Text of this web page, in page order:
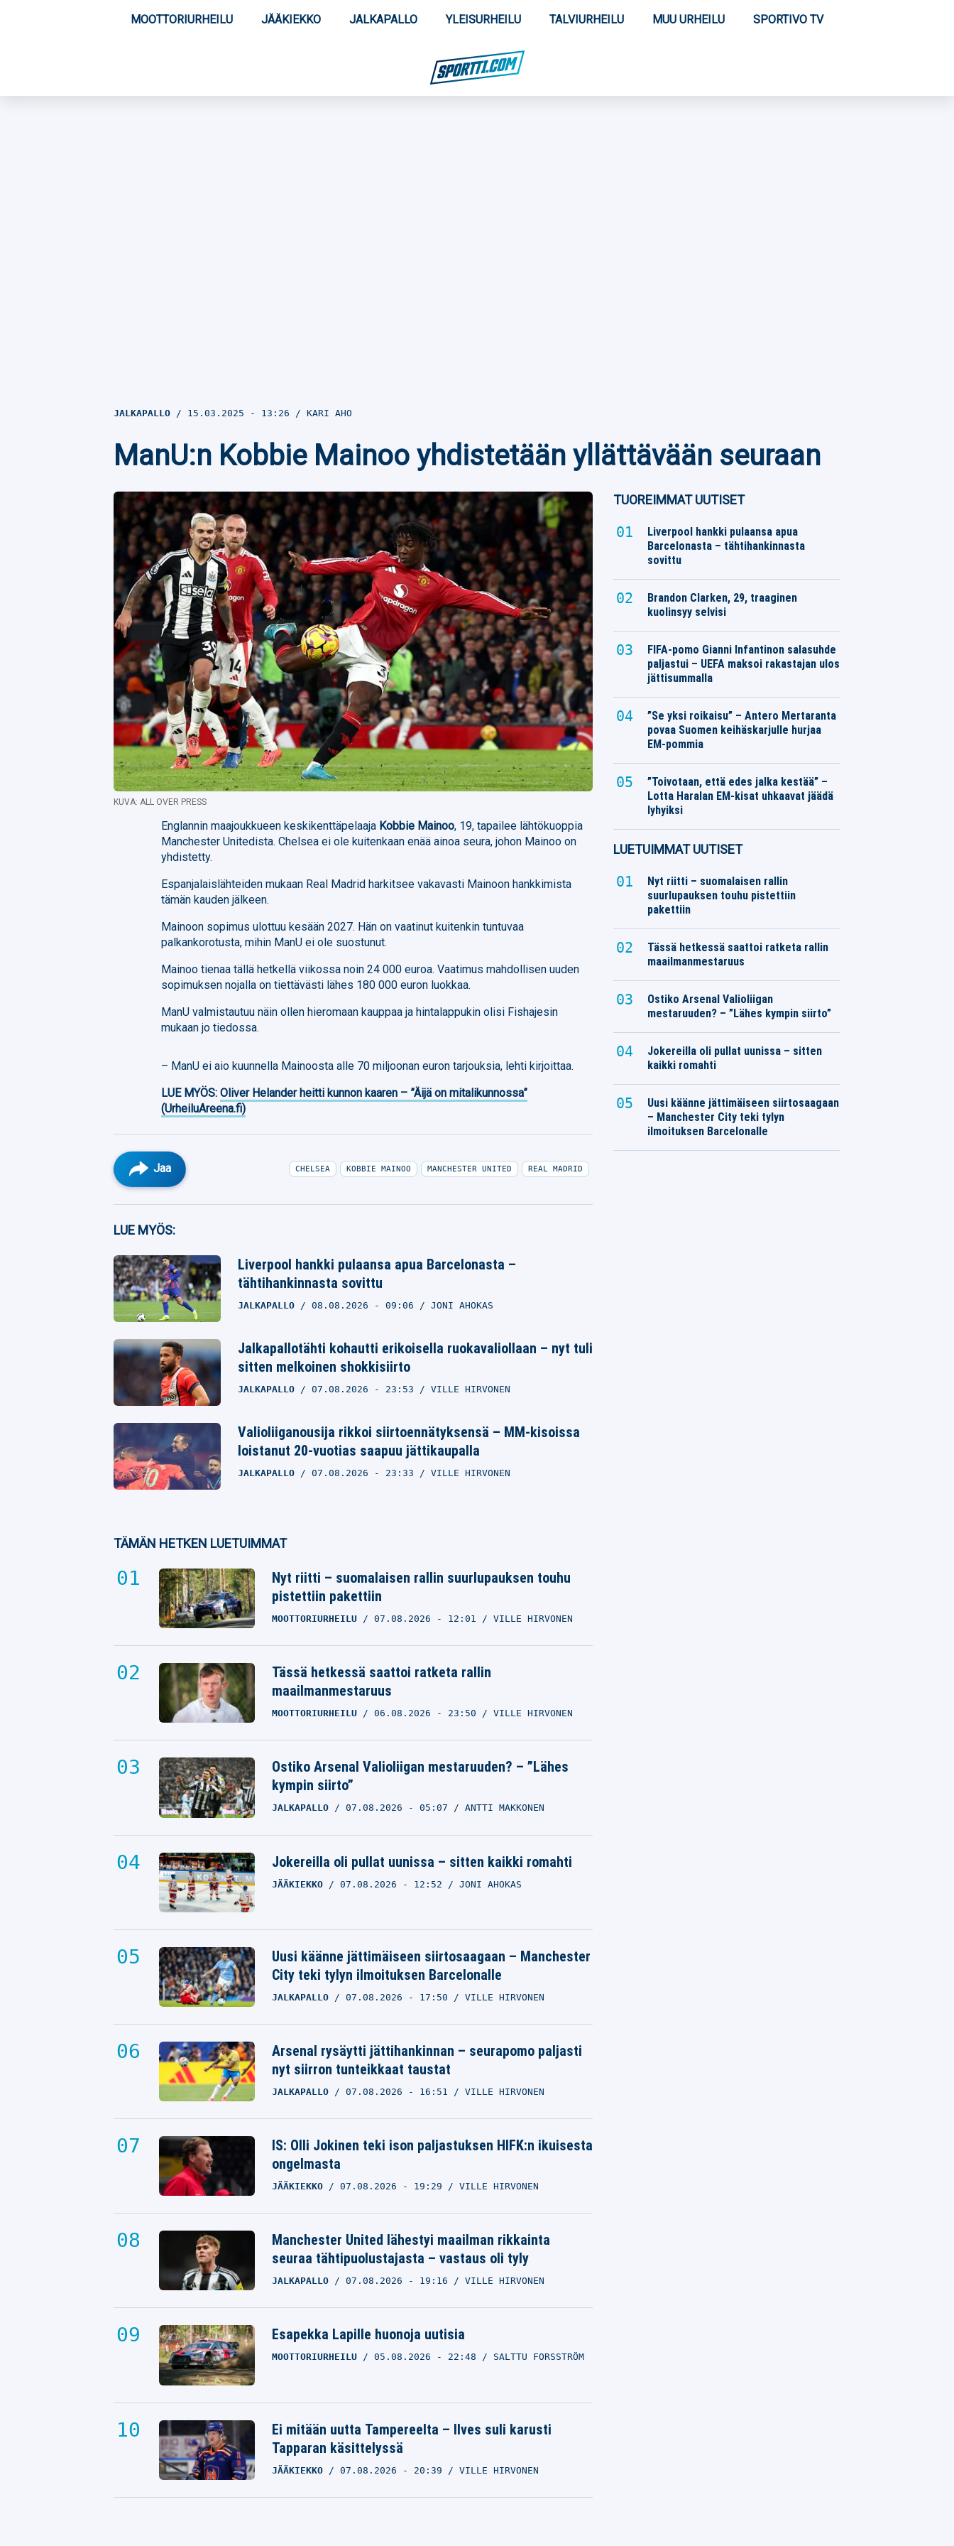
MOOTTORIURHEILU JÄÄKIEKKO JALKAPALLO YLEISURHEILU TALVIURHEILU MUU URHEILU SPORTIVO TV
JALKAPALLO 15.03.2025 - 13:26 KARI AHO
ManU:n Kobbie Mainoo yhdistetään yllättävään seuraan
KUVA: ALL OVER PRESS
Englannin maajoukkueen keskikenttäpelaaja Kobbie Mainoo, 19, tapailee lähtökuoppia
Manchester Unitedista. Chelsea ei ole kuitenkaan enää ainoa seura, johon Mainoo on
yhdistetty.
Espanjalaislähteiden mukaan Real Madrid harkitsee vakavasti Mainoon hankkimista
tämän kauden jälkeen.
Mainoon sopimus ulottuu kesään 2027. Hän on vaatinut kuitenkin tuntuvaa
palkankorotusta, mihin ManU ei ole suostunut.
Mainoo tienaa tällä hetkellä viikossa noin 24 000 euroa. Vaatimus mahdollisen uuden
sopimuksen nojalla on tiettävästi lähes 180 000 euron luokkaa.
ManU valmistautuu näin ollen hieromaan kauppaa ja hintalappukin olisi Fishajesin
mukaan jo tiedossa.
– ManU ei aio kuunnella Mainoosta alle 70 miljoonan euron tarjouksia, lehti kirjoittaa.
LUE MYÖS:Oliver Helander heitti kunnon kaaren – ”Äijä on mitalikunnossa”
(UrheiluAreena.fi)
Jaa
Facebook
Twitter
Whatsapp
CHELSEA KOBBIE MAINOO MANCHESTER UNITED REAL MADRID
LUE MYÖS:
Liverpool hankki pulaansa apua Barcelonasta –
tähtihankinnasta sovittu
JALKAPALLO 08.08.2026 - 09:06 JONI AHOKAS
Jalkapallotähti kohautti erikoisella ruokavaliollaan – nyt tuli
sitten melkoinen shokkisiirto
JALKAPALLO 07.08.2026 - 23:53 VILLE HIRVONEN
Valioliiganousija rikkoi siirtoennätyksensä – MM-kisoissa
loistanut 20-vuotias saapuu jättikaupalla
JALKAPALLO 07.08.2026 - 23:33 VILLE HIRVONEN
TÄMÄN HETKEN LUETUIMMAT
Nyt riitti – suomalaisen rallin suurlupauksen touhu
pistettiin pakettiin
MOOTTORIURHEILU 07.08.2026 - 12:01 VILLE HIRVONEN
Tässä hetkessä saattoi ratketa rallin
maailmanmestaruus
MOOTTORIURHEILU 06.08.2026 - 23:50 VILLE HIRVONEN
Ostiko Arsenal Valioliigan mestaruuden? – ”Lähes
kympin siirto”
JALKAPALLO 07.08.2026 - 05:07 ANTTI MAKKONEN
Jokereilla oli pullat uunissa – sitten kaikki romahti
JÄÄKIEKKO 07.08.2026 - 12:52 JONI AHOKAS
Uusi käänne jättimäiseen siirtosaagaan – Manchester
City teki tylyn ilmoituksen Barcelonalle
JALKAPALLO 07.08.2026 - 17:50 VILLE HIRVONEN
Arsenal rysäytti jättihankinnan – seurapomo paljasti
nyt siirron tunteikkaat taustat
JALKAPALLO 07.08.2026 - 16:51 VILLE HIRVONEN
IS: Olli Jokinen teki ison paljastuksen HIFK:n ikuisesta
ongelmasta
JÄÄKIEKKO 07.08.2026 - 19:29 VILLE HIRVONEN
Manchester United lähestyi maailman rikkainta
seuraa tähtipuolustajasta – vastaus oli tyly
JALKAPALLO 07.08.2026 - 19:16 VILLE HIRVONEN
Esapekka Lapille huonoja uutisia
MOOTTORIURHEILU 05.08.2026 - 22:48 SALTTU FORSSTRÖM
Ei mitään uutta Tampereelta – Ilves suli karusti
Tapparan käsittelyssä
JÄÄKIEKKO 07.08.2026 - 20:39 VILLE HIRVONEN
TUOREIMMAT UUTISET
Liverpool hankki pulaansa apua
Barcelonasta – tähtihankinnasta
sovittu
Brandon Clarken, 29, traaginen
kuolinsyy selvisi
FIFA-pomo Gianni Infantinon salasuhde
paljastui – UEFA maksoi rakastajan ulos
jättisummalla
”Se yksi roikaisu” – Antero Mertaranta
povaa Suomen keihäskarjulle hurjaa
EM-pommia
”Toivotaan, että edes jalka kestää” –
Lotta Haralan EM-kisat uhkaavat jäädä
lyhyiksi
LUETUIMMAT UUTISET
Nyt riitti – suomalaisen rallin
suurlupauksen touhu pistettiin
pakettiin
Tässä hetkessä saattoi ratketa rallin
maailmanmestaruus
Ostiko Arsenal Valioliigan
mestaruuden? – ”Lähes kympin siirto”
Jokereilla oli pullat uunissa – sitten
kaikki romahti
Uusi käänne jättimäiseen siirtosaagaan
– Manchester City teki tylyn
ilmoituksen Barcelonalle